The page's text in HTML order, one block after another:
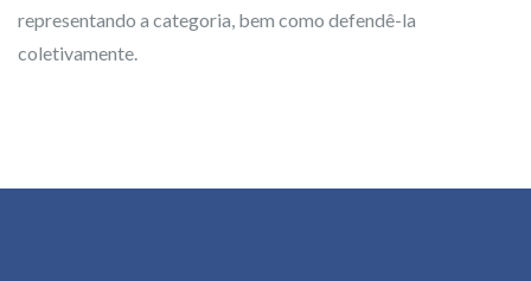
representando a categoria, bem como defendê-la
coletivamente.